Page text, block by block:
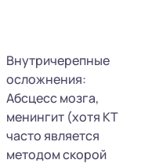
Внутричерепные
осложнения:
Абсцесс мозга,
менингит (хотя КТ
часто является
методом скорой